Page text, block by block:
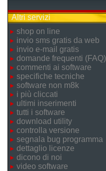
Altri servizi
shop on line
invio sms gratis da web
invio e-mail gratis
domande frequenti (FAQ)
commenti ai software
specifiche tecniche
software non m8k
i più cliccati
ultimi inserimenti
tutti i software
download utility
controlla versione
segnala bug programma
dettaglio licenze
dicono di noi
video software